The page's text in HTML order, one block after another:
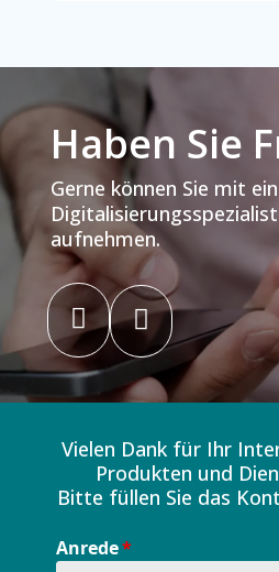
Haben Sie
Gerne können Sie mit
aufnehmen.
 
Vielen Dank für Ihr
Produkten und
Bitte füllen Sie das
Anrede